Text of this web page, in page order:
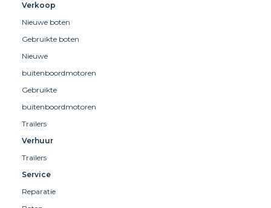
Verkoop
Nieuwe boten
Gebruikte boten
Nieuwe
buitenboordmotoren
Gebruikte
buitenboordmotoren
Trailers
Verhuur
Trailers
Service
Reparatie